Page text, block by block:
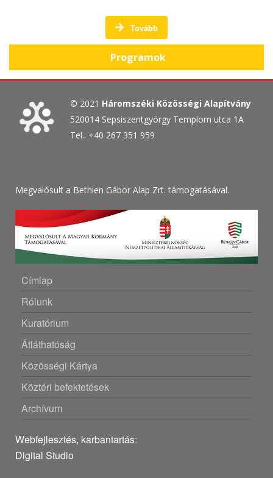
Tovább
Programok
© 2021 Háromszéki Közösségi Alapítvány
520014 Sepsiszentgyörgy Templom utca 1A
Tel.: +40 267 351 959
Megvalósult a Bethlen Gábor Alap Zrt. támogatásával.
Címlap
Rólunk
Kuratórium
Átláthatóság
Közösségi Kártya
Köztéri befektetések
Archívum
Webfejlesztés, karbantartás:
Digital Studio